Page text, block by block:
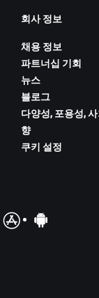
회사 정보
채용 정보
파트너십 기회
뉴스
블로그
다양성, 포용성,
향
쿠키 설정